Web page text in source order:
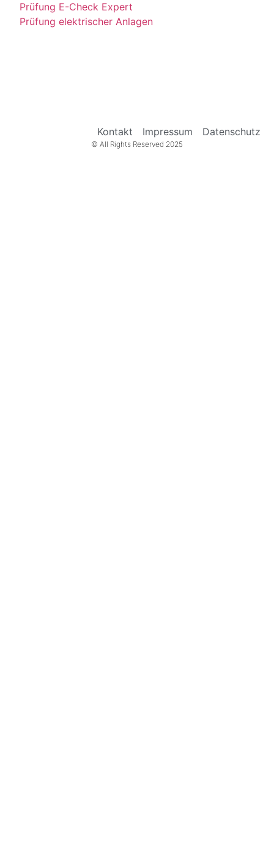
Prüfung E-Check Expert
Prüfung elektrischer Anlagen
Kontakt Impressum Datenschutz
© All Rights Reserved 2025